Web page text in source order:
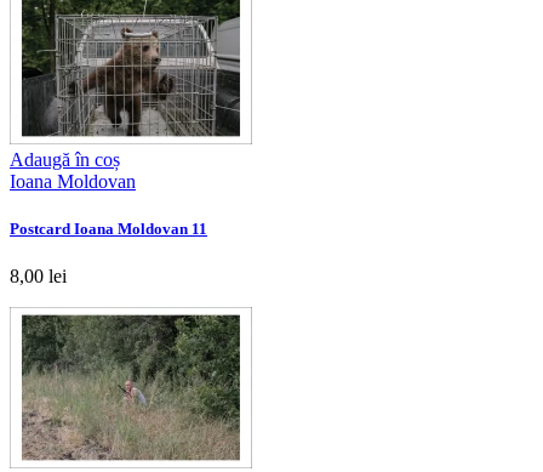
Adaugă în coș
Ioana Moldovan
Postcard Ioana Moldovan 11
8,00 lei